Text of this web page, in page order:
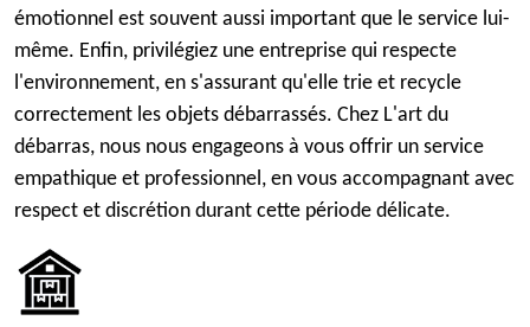
émotionnel est souvent aussi important que le service lui-
même. Enfin, privilégiez une entreprise qui respecte
l'environnement, en s'assurant qu'elle trie et recycle
correctement les objets débarrassés. Chez L'art du
débarras, nous nous engageons à vous offrir un service
empathique et professionnel, en vous accompagnant avec
respect et discrétion durant cette période délicate.